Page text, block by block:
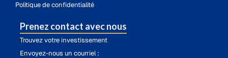
Politique de confidentialité
Prenez contact avec nous
Trouvez votre investissement
Envoyez-nous un courriel :